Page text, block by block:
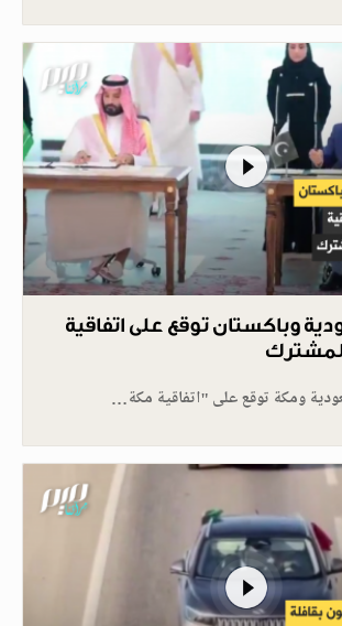
وباكستان توقع على اتفاقية
ومكة توقع على "اتفاقية مكة…